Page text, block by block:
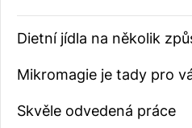
Dietní jídla na několik
Mikromagie je tady pro
Skvěle odvedená práce